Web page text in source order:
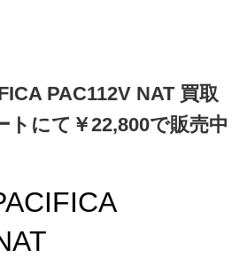
PAC112V NAT 買取
トにて￥22,800で販売中